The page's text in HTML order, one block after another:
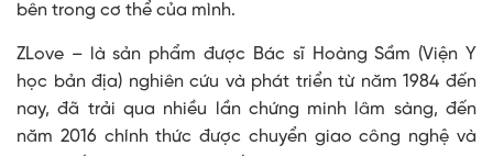
bên trong cơ thể của mình.
ZLove – là sản phẩm được Bác sĩ Hoàng Sầm (Viện Y
học bản địa) nghiên cứu và phát triển từ năm 1984 đến
nay, đã trải qua nhiều lần chứng minh lâm sàng, đến
năm 2016 chính thức được chuyển giao công nghệ và